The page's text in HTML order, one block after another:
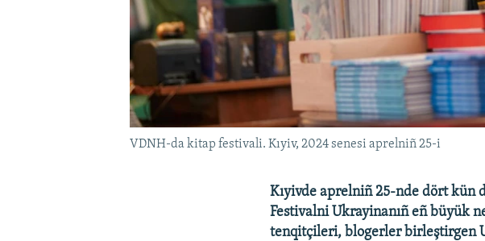
VDNH-da kitap festivali. Kıyiv, 2024 senesi aprelniñ 25-i
Kıyivde aprelniñ 25-nde dört kün
Festivalni Ukrayinanıñ eñ büyük
tenqitçileri, blogerler birleştirgen